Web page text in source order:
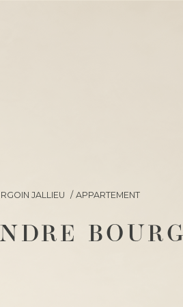
JALLIEU APPARTEMENT